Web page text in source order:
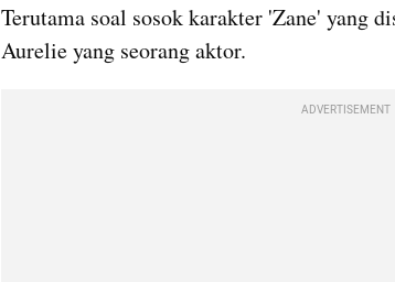
Terutama soal sosok karakter 'Zane' yang
Aurelie yang seorang aktor.
ADVERTISEMENT